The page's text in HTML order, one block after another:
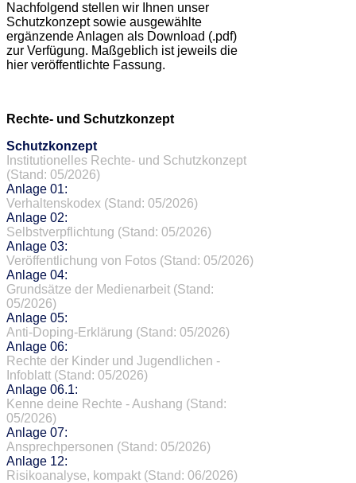
Nachfolgend stellen wir Ihnen unser
Schutzkonzept sowie ausgewählte
ergänzende Anlagen als Download (.pdf)
zur Verfügung. Maßgeblich ist jeweils die
hier veröffentlichte Fassung.
Rechte- und Schutzkonzept
Schutzkonzept
Institutionelles Rechte- und Schutzkonzept
(Stand: 05/2026)
Anlage 01:
Verhaltenskodex (Stand: 05/2026)
Anlage 02:
Selbstverpflichtung (Stand: 05/2026)
Anlage 03:
Veröffentlichung von Fotos (Stand: 05/2026)
Anlage 04:
Grundsätze der Medienarbeit (Stand:
05/2026)
Anlage 05:
Anti-Doping-Erklärung (Stand: 05/2026)
Anlage 06:
Rechte der Kinder und Jugendlichen -
Infoblatt (Stand: 05/2026)
Anlage 06.1:
Kenne deine Rechte - Aushang (Stand:
05/2026)
Anlage 07:
Ansprechpersonen (Stand: 05/2026)
Anlage 12:
Risikoanalyse, kompakt (Stand: 06/2026)